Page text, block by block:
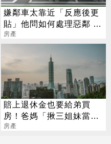
嫌鄰車太靠近「反應後更
貼」他問如何處理惡鄰 網
一面倒：沒毛病
房產
賠上退休金也要給弟買
房！爸媽「揪三姐妹當伏
弟魔」：沒錢結婚登記就
房產